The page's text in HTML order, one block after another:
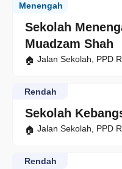
Sekolah
Muadzam Shah
Menengah
Jalan Sekolah, PPD
Sekolah
Rendah
Jalan Sekolah, PPD
Rendah